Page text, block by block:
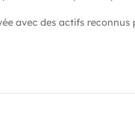
avec des actifs